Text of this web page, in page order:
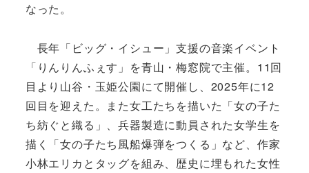
なった。
長年「ビッグ・イシュー」支援の音楽イベント
「りんりんふぇす」を青山・梅窓院で主催。11回
目より山谷・玉姫公園にて開催し、2025年に12
回目を迎えた。また女工たちを描いた「女の子た
ち紡ぐと織る」、兵器製造に動員された女学生を
描く「女の子たち風船爆弾をつくる」など、作家
小林エリカとタッグを組み、歴史に埋もれた女性